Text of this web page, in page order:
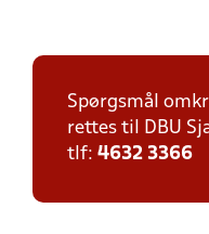
Spørgsmål
rettes til DBU
tlf: 4632 3366